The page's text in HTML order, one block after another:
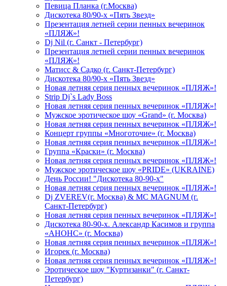
Певица Планка (г.Москва)
Дискотека 80/90-х «Пять Звезд»
Презентация летней серии пенных вечеринок
«ПЛЯЖ»!
Dj Nil (г. Санкт - Петербург)
Презентация летней серии пенных вечеринок
«ПЛЯЖ»!
Матисс & Садко (г. Санкт-Петербург)
Дискотека 80/90-х «Пять Звезд»
Новая летняя серия пенных вечеринок «ПЛЯЖ»!
Strip Dj`s Lady Boss
Новая летняя серия пенных вечеринок «ПЛЯЖ»!
Мужское эротическое шоу «Grand» (г. Москва)
Новая летняя серия пенных вечеринок «ПЛЯЖ»!
Концерт группы «Многоточие» (г. Москва)
Новая летняя серия пенных вечеринок «ПЛЯЖ»!
Группа «Краски» (г. Москва)
Новая летняя серия пенных вечеринок «ПЛЯЖ»!
Мужское эротическое шоу «PRIDE» (UKRAINE)
День России! "Дискотека 80-90-х"
Новая летняя серия пенных вечеринок «ПЛЯЖ»!
Dj ZVEREV(г. Москва) & MC MAGNUM (г.
Санкт-Петербург)
Новая летняя серия пенных вечеринок «ПЛЯЖ»!
Дискотека 80-90-х. Александр Касимов и группа
«АНОНС» (г. Москва)
Новая летняя серия пенных вечеринок «ПЛЯЖ»!
Игорек (г. Москва)
Новая летняя серия пенных вечеринок «ПЛЯЖ»!
Эротическое шоу "Куртизанки" (г. Санкт-
Петербург)